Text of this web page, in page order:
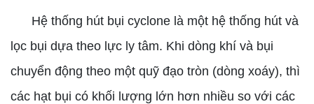
Hệ thống hút bụi cyclone là một hệ thống hút và
lọc bụi dựa theo lực ly tâm. Khi dòng khí và bụi
chuyển động theo một quỹ đạo tròn (dòng xoáy), thì
các hạt bụi có khối lượng lớn hơn nhiều so với các